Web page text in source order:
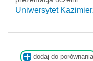
Uniwersytet
dodaj do porównania